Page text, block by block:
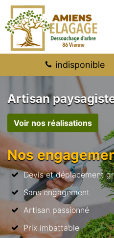
indisponible
Artisan
Voir nos réalisations
Nos
Devis et déplacement
Sans engagement
Artisan passionné
Prix imbattable